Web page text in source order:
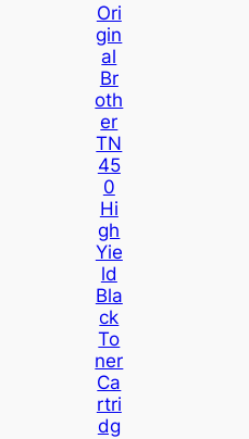
Ori
Gin
Al
Br
Oth
Er
TN
45
0
Hi
Gh
Yie
Ld
Bla
Ck
To
Ner
Ca
Rtri
Dg